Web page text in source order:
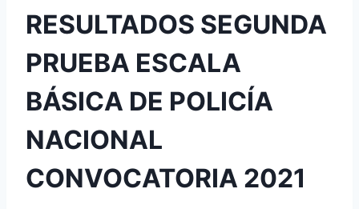
RESULTADOS SEGUNDA
PRUEBA ESCALA
BÁSICA DE POLICÍA
NACIONAL
CONVOCATORIA 2021